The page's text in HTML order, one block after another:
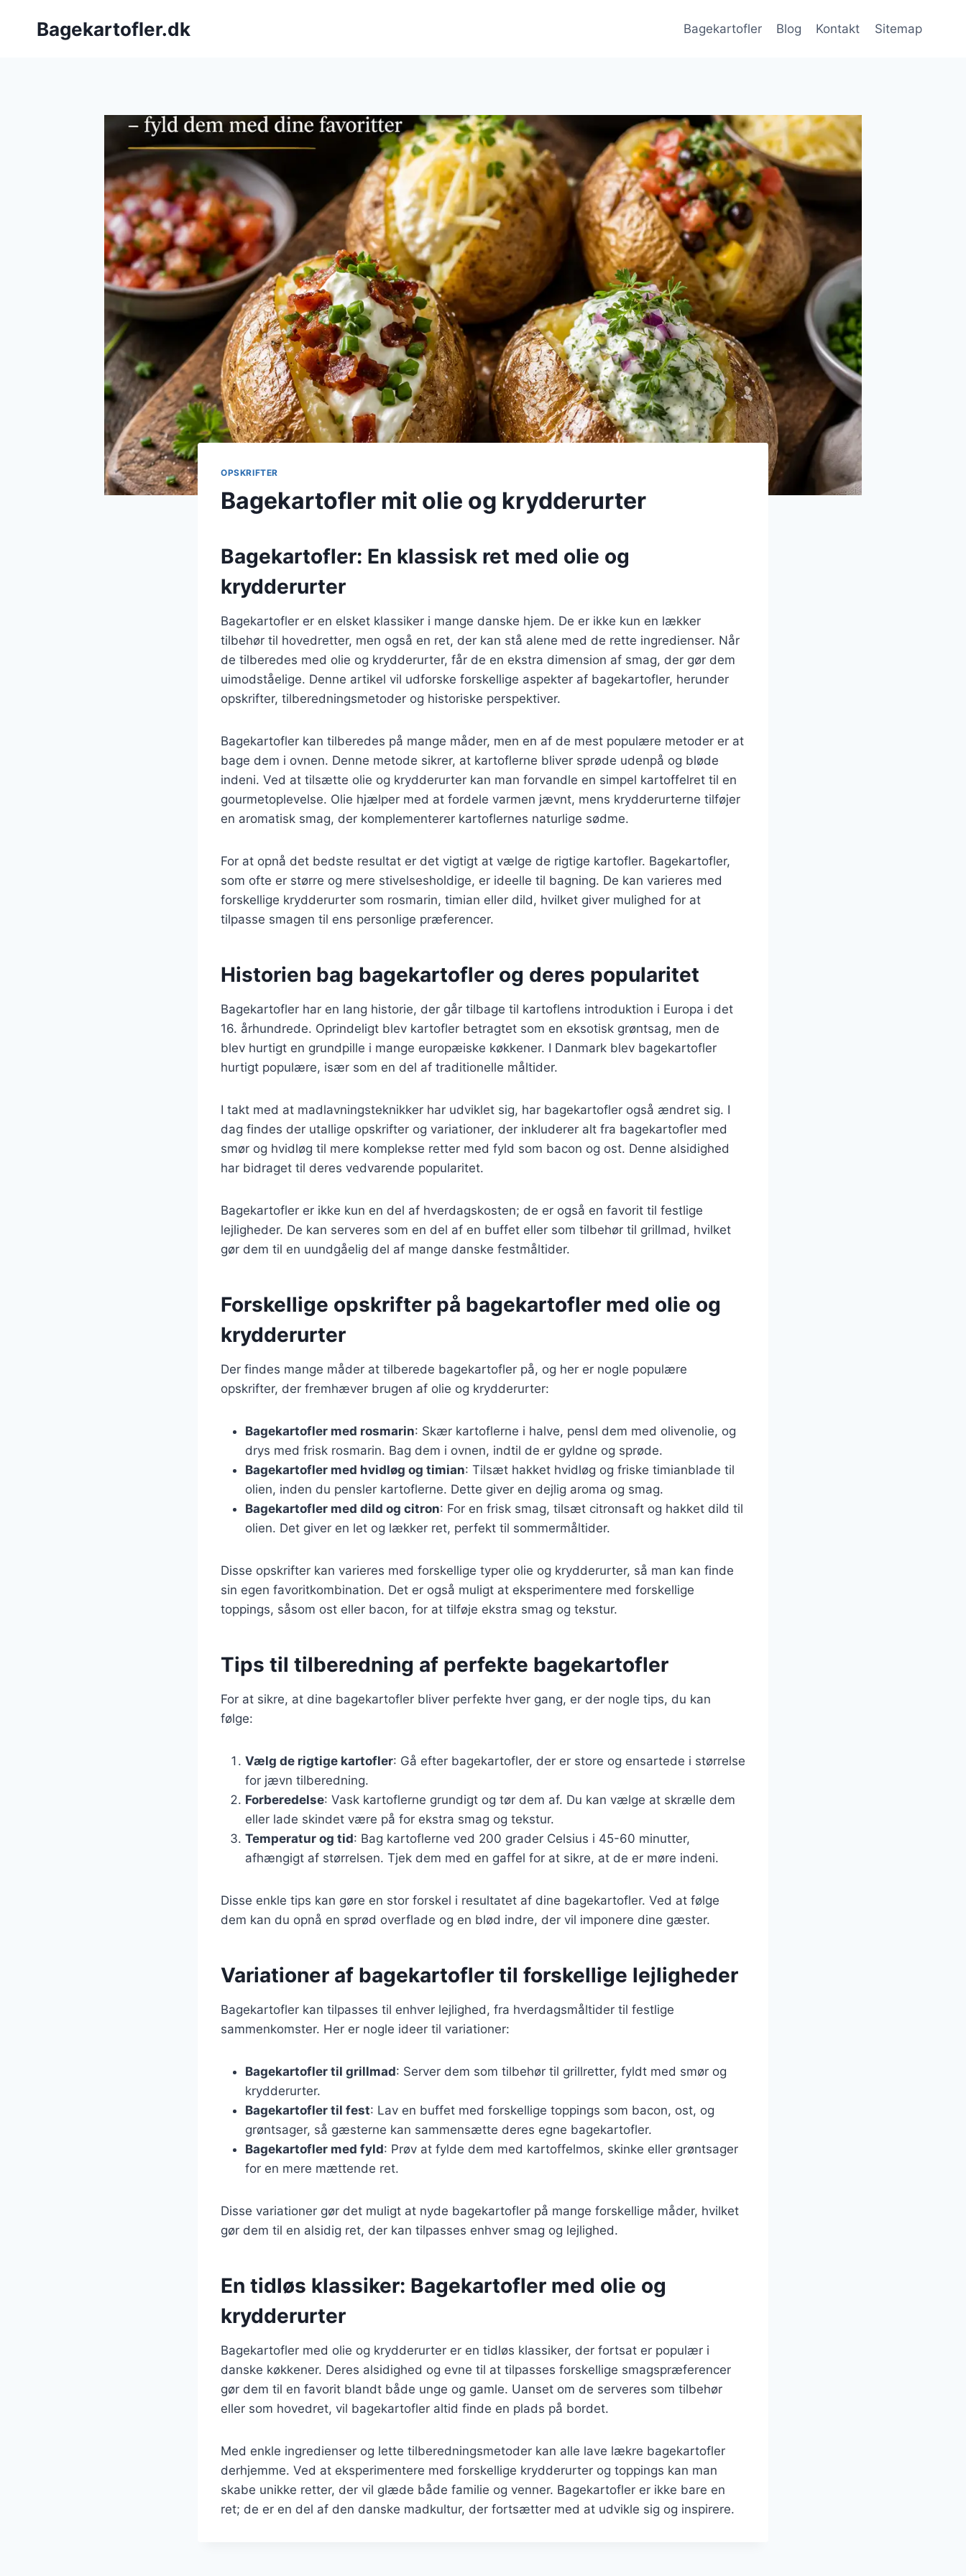
Bagekartofler.dk Bagekartofler Blog Kontakt Sitemap
OPSKRIFTER
Bagekartofler mit olie og krydderurter
Bagekartofler: En klassisk ret med olie og
krydderurter
Bagekartofler er en elsket klassiker i mange danske hjem. De er ikke kun en lækker
tilbehør til hovedretter, men også en ret, der kan stå alene med de rette ingredienser. Når
de tilberedes med olie og krydderurter, får de en ekstra dimension af smag, der gør dem
uimodståelige. Denne artikel vil udforske forskellige aspekter af bagekartofler, herunder
opskrifter, tilberedningsmetoder og historiske perspektiver.
Bagekartofler kan tilberedes på mange måder, men en af de mest populære metoder er at
bage dem i ovnen. Denne metode sikrer, at kartoflerne bliver sprøde udenpå og bløde
indeni. Ved at tilsætte olie og krydderurter kan man forvandle en simpel kartoffelret til en
gourmetoplevelse. Olie hjælper med at fordele varmen jævnt, mens krydderurterne tilføjer
en aromatisk smag, der komplementerer kartoflernes naturlige sødme.
For at opnå det bedste resultat er det vigtigt at vælge de rigtige kartofler. Bagekartofler,
som ofte er større og mere stivelsesholdige, er ideelle til bagning. De kan varieres med
forskellige krydderurter som rosmarin, timian eller dild, hvilket giver mulighed for at
tilpasse smagen til ens personlige præferencer.
Historien bag bagekartofler og deres popularitet
Bagekartofler har en lang historie, der går tilbage til kartoflens introduktion i Europa i det
16. århundrede. Oprindeligt blev kartofler betragtet som en eksotisk grøntsag, men de
blev hurtigt en grundpille i mange europæiske køkkener. I Danmark blev bagekartofler
hurtigt populære, især som en del af traditionelle måltider.
I takt med at madlavningsteknikker har udviklet sig, har bagekartofler også ændret sig. I
dag findes der utallige opskrifter og variationer, der inkluderer alt fra bagekartofler med
smør og hvidløg til mere komplekse retter med fyld som bacon og ost. Denne alsidighed
har bidraget til deres vedvarende popularitet.
Bagekartofler er ikke kun en del af hverdagskosten; de er også en favorit til festlige
lejligheder. De kan serveres som en del af en buffet eller som tilbehør til grillmad, hvilket
gør dem til en uundgåelig del af mange danske festmåltider.
Forskellige opskrifter på bagekartofler med olie og
krydderurter
Der findes mange måder at tilberede bagekartofler på, og her er nogle populære
opskrifter, der fremhæver brugen af olie og krydderurter:
Bagekartofler med rosmarin: Skær kartoflerne i halve, pensl dem med olivenolie, og
drys med frisk rosmarin. Bag dem i ovnen, indtil de er gyldne og sprøde.
Bagekartofler med hvidløg og timian: Tilsæt hakket hvidløg og friske timianblade til
olien, inden du pensler kartoflerne. Dette giver en dejlig aroma og smag.
Bagekartofler med dild og citron: For en frisk smag, tilsæt citronsaft og hakket dild til
olien. Det giver en let og lækker ret, perfekt til sommermåltider.
Disse opskrifter kan varieres med forskellige typer olie og krydderurter, så man kan finde
sin egen favoritkombination. Det er også muligt at eksperimentere med forskellige
toppings, såsom ost eller bacon, for at tilføje ekstra smag og tekstur.
Tips til tilberedning af perfekte bagekartofler
For at sikre, at dine bagekartofler bliver perfekte hver gang, er der nogle tips, du kan
følge:
Vælg de rigtige kartofler: Gå efter bagekartofler, der er store og ensartede i størrelse
for jævn tilberedning.
Forberedelse: Vask kartoflerne grundigt og tør dem af. Du kan vælge at skrælle dem
eller lade skindet være på for ekstra smag og tekstur.
Temperatur og tid: Bag kartoflerne ved 200 grader Celsius i 45-60 minutter,
afhængigt af størrelsen. Tjek dem med en gaffel for at sikre, at de er møre indeni.
Disse enkle tips kan gøre en stor forskel i resultatet af dine bagekartofler. Ved at følge
dem kan du opnå en sprød overflade og en blød indre, der vil imponere dine gæster.
Variationer af bagekartofler til forskellige lejligheder
Bagekartofler kan tilpasses til enhver lejlighed, fra hverdagsmåltider til festlige
sammenkomster. Her er nogle ideer til variationer:
Bagekartofler til grillmad: Server dem som tilbehør til grillretter, fyldt med smør og
krydderurter.
Bagekartofler til fest: Lav en buffet med forskellige toppings som bacon, ost, og
grøntsager, så gæsterne kan sammensætte deres egne bagekartofler.
Bagekartofler med fyld: Prøv at fylde dem med kartoffelmos, skinke eller grøntsager
for en mere mættende ret.
Disse variationer gør det muligt at nyde bagekartofler på mange forskellige måder, hvilket
gør dem til en alsidig ret, der kan tilpasses enhver smag og lejlighed.
En tidløs klassiker: Bagekartofler med olie og
krydderurter
Bagekartofler med olie og krydderurter er en tidløs klassiker, der fortsat er populær i
danske køkkener. Deres alsidighed og evne til at tilpasses forskellige smagspræferencer
gør dem til en favorit blandt både unge og gamle. Uanset om de serveres som tilbehør
eller som hovedret, vil bagekartofler altid finde en plads på bordet.
Med enkle ingredienser og lette tilberedningsmetoder kan alle lave lækre bagekartofler
derhjemme. Ved at eksperimentere med forskellige krydderurter og toppings kan man
skabe unikke retter, der vil glæde både familie og venner. Bagekartofler er ikke bare en
ret; de er en del af den danske madkultur, der fortsætter med at udvikle sig og inspirere.